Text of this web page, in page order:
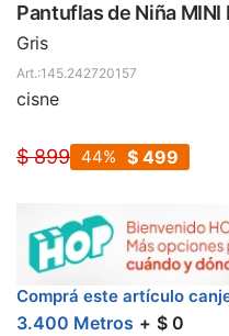
Pantuflas de Niña
Gris
145.242720157
cisne
$ 899 $ 499
44
Comprá este artículo
3.400 Metros $ 0